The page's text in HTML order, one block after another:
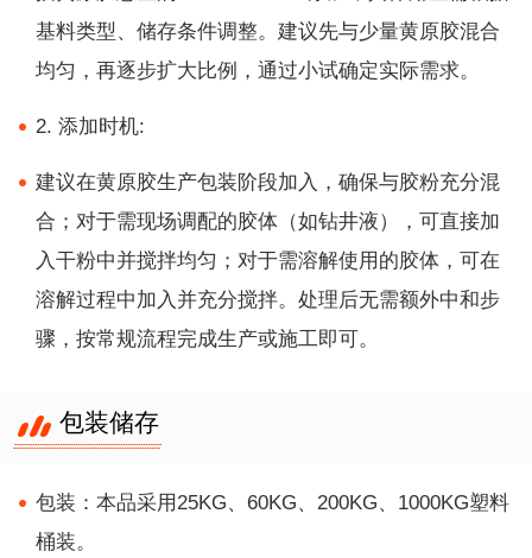
基料类型、储存条件调整。建议先与少量黄原胶混合
均匀，再逐步扩大比例，通过小试确定实际需求。
2. 添加时机:
建议在黄原胶生产包装阶段加入，确保与胶粉充分混
合；对于需现场调配的胶体（如钻井液），可直接加
入干粉中并搅拌均匀；对于需溶解使用的胶体，可在
溶解过程中加入并充分搅拌。处理后无需额外中和步
骤，按常规流程完成生产或施工即可。
包装储存
包装：本品采用25KG、60KG、200KG、1000KG塑料
桶装。